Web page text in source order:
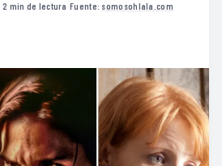
·2 min de lectura ·Fuente: somosohlala.com